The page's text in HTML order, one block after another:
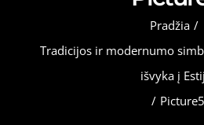
Pradžia /
Tradicijos ir modernumo
išvyka į
/ Picture5